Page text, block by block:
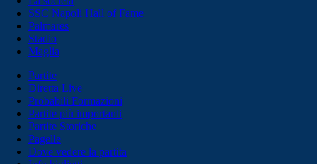
SSC Napoli Hall of Fame
Palmares
Stadio
Maglia
Partite
Diretta Live
Probabili Formazioni
Partite più importanti
Partite Storiche
Pagelle
Dove vedere la partita